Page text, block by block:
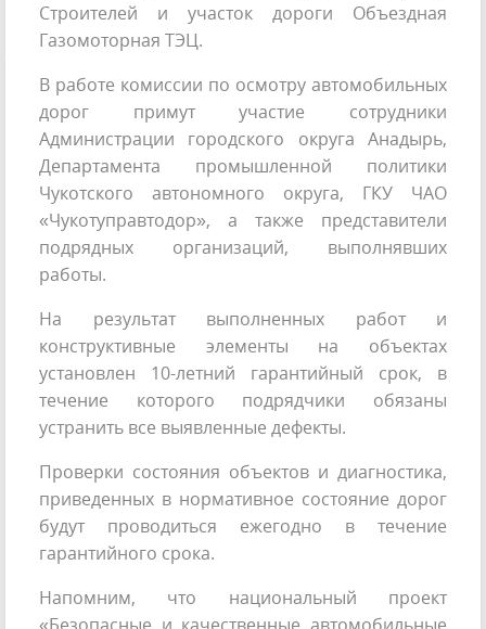
Строителей и участок дороги Объездная
Газомоторная ТЭЦ.
В работе комиссии по осмотру автомобильных
дорог примут участие сотрудники
Администрации городского округа Анадырь,
Департамента промышленной политики
Чукотского автономного округа, ГКУ ЧАО
«Чукотуправтодор», а также представители
подрядных организаций, выполнявших
работы.
На результат выполненных работ и
конструктивные элементы на объектах
установлен 10-летний гарантийный срок, в
течение которого подрядчики обязаны
устранить все выявленные дефекты.
Проверки состояния объектов и диагностика,
приведенных в нормативное состояние дорог
будут проводиться ежегодно в течение
гарантийного срока.
Напомним, что национальный проект